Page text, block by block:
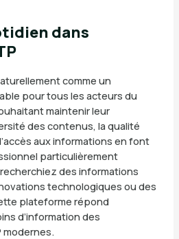
dans
comme un
pour tous les acteurs du
maintenir leur
des contenus, la qualité
aux informations en font
particulièrement
des informations
technologiques ou des
plateforme répond
d’information des
modernes.